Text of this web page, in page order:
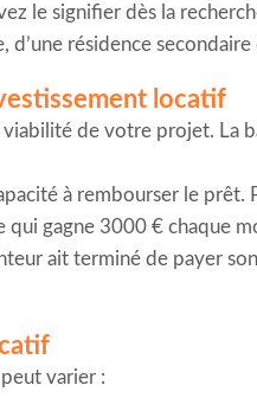
le signifier dès la
résidence
locatif
de votre projet. La
à rembourser le prêt.
gagne 3000 € chaque
ait terminé de payer
varier :